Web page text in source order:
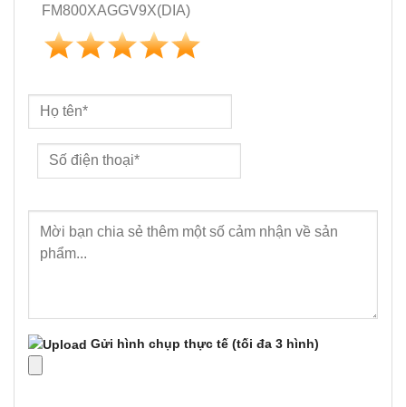
FM800XAGGV9X(DIA)
Gửi hình chụp thực tế (tối đa 3 hình)